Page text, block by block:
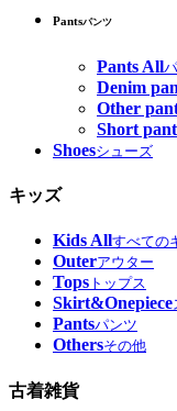
Pantsパンツ
Pants All
Denim
Other
Short
Shoesシューズ
キッズ
Kids Allすべての
Outerアウター
Tops トップス
Skirt&Onepiece
Pantsパンツ
Othersその他
古着雑貨